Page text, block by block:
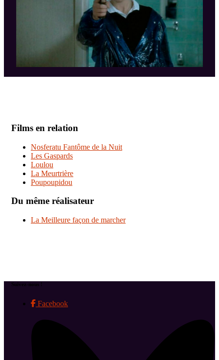
Films en relation
Nosferatu Fantôme de la Nuit
Les Gaspards
Loulou
La Meurtrière
Poupoupidou
Du même réalisateur
La Meilleure façon de marcher
Suivez-nous !
Facebook